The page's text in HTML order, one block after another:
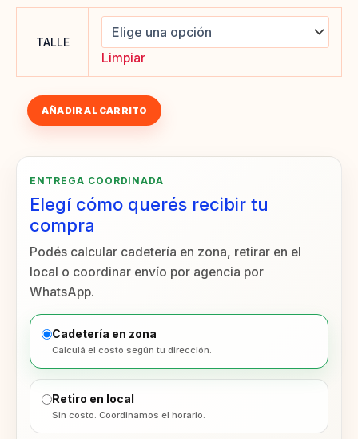
precios:
desde
$ 515,00
hasta
$ 531,00
TALLE
Limpiar
MPETS
COLLAR
AÑADIR AL CARRITO
ENTREGA COORDINADA
Elegí cómo querés recibir tu
compra
Podés calcular cadetería en zona, retirar en el
local o coordinar envío por agencia por
WhatsApp.
Cadetería en zona
Calculá el costo según tu dirección.
Retiro en local
Sin costo. Coordinamos el horario.